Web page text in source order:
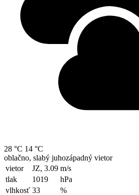
28 °C 14 °C
oblačno, slabý juhozápadný vietor
vietor
JZ, 3.09 m/s
tlak
1019
hPa
vlhkosť 33
%